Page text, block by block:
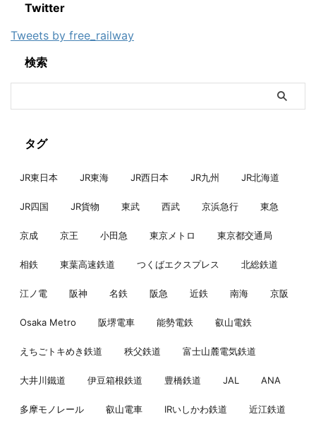
Twitter
Tweets by free_railway
検索
タグ
JR東日本 JR東海 JR西日本 JR九州 JR北海道
JR四国 JR貨物 東武 西武 京浜急行 東急
京成 京王 小田急 東京メトロ 東京都交通局
相鉄 東葉高速鉄道 つくばエクスプレス 北総鉄道
江ノ電 阪神 名鉄 阪急 近鉄 南海 京阪
Osaka Metro 阪堺電車 能勢電鉄 叡山電鉄
えちごトキめき鉄道 秩父鉄道 富士山麓電気鉄道
大井川鐵道 伊豆箱根鉄道 豊橋鉄道 JAL ANA
多摩モノレール 叡山電車 IRいしかわ鉄道 近江鉄道